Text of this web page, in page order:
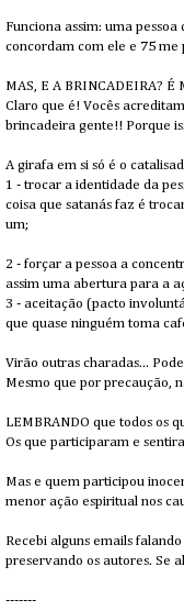
Funciona assim: uma
concordam com ele e 75 me
MAS, E A BRINCADEIRA? É
Claro que é! Vocês
brincadeira gente!! Porque
A girafa em si só é o
1 - trocar a identidade da
coisa que satanás faz é
um;
2 - forçar a pessoa a
assim uma abertura para a
3 - aceitação (pacto
que quase ninguém toma
Virão outras charadas...
Mesmo que por precaução,
LEMBRANDO que todos os
Os que participaram e
Mas e quem participou
menor ação espiritual nos
Recebi alguns emails
preservando os autores. Se
-------